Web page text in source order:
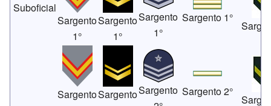
Suboficial
Sargento
1°
Sargento
1°
Sargento
1°
Sargento 1°
SargentoSargentoSargento Sargento 2°